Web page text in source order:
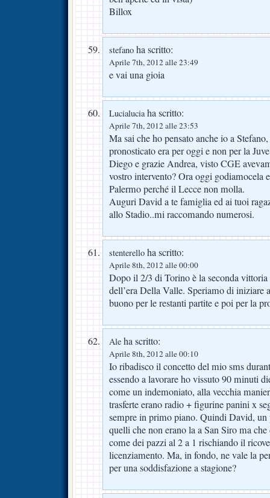
Billox
stefano ha scritto:
Aprile 7th, 2012 alle 23:49
e vai una gioia
Lucialuciaha scritto:
Aprile 7th, 2012 alle 23:53
Ma sai che ho pensato anche io a
pronosticato era per oggi e non per la
Diego e grazie Andrea, visto CGE
vostro intervento? Ora oggi godiamocela
Palermo perché il Lecce non molla.
Auguri David a te famiglia ed ai tuoi
allo Stadio..mi raccomando numerosi.
stenterello ha scritto:
Aprile 8th, 2012 alle 00:00
Dopo il 2/3 di Torino è la seconda
dell’era Della Valle. Speriamo di iniziare
buono per le restanti partite e poi per la
Ale ha scritto:
Aprile 8th, 2012 alle 00:10
Io ribadisco il concetto del mio sms
essendo a lavorare ho vissuto 90 minuti
come un indemoniato, alla vecchia
trasferte erano radio + figurine panini x
sempre in primo piano. Quindi David, un
quelli che non erano la a San Siro ma
come dei pazzi al 2 a 1 rischiando il
licenziamento. Ma, in fondo, ne vale la
per una soddisfazione a stagione?